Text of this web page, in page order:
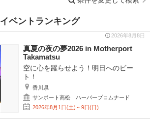
イベントランキング
2026年8月8日
真夏の夜の夢2026 in Motherport
Takamatsu
空に心を躍らせよう！明日へのビー
ト！
香川県
サンポート高松 ハーバープロムナード
2026年8月1日(土)～9日(日)